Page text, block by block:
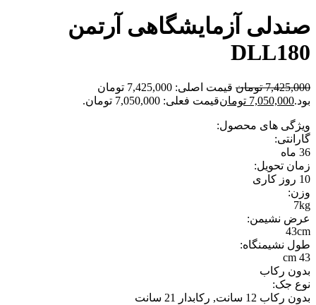
صندلی آزمایشگاهی آرتمن
DLL180
7,425,000 تومان
قیمت اصلی: 7,425,000 تومان
بود.7,050,000 تومانقیمت فعلی: 7,050,000 تومان.
ویژگی های محصول:
گارانتی:
36 ماه
زمان تحویل:
10 روز کاری
وزن:
7kg
عرض نشیمن:
43cm
طول نشیمنگاه:
43 cm
بدون رکاب
نوع جک:
بدون رکاب 12 سانت, رکابدار 21 سانت